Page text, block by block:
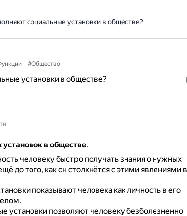
социальные установки в обществе?
#Общество
установки в обществе?
в обществе:
человеку быстро получать знания о нужных
до того, как он столкнётся с этими явлениями в
показывают человека как личность в его
установки позволяют человеку безболезненно